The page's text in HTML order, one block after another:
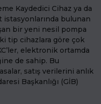
Kaydedici Cihaz ya da
istasyonlarında bulunan
bir yeni nesil pompa
tip cihazlara göre çok
elektronik ortamda
de sahip. Bu
satış verilerini anlık
Başkanlığı (GİB)